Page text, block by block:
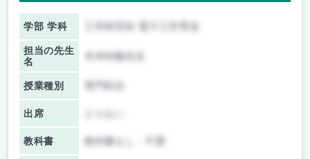
学部 学科
担当の先生
名
木本恒暢先生
授業種別
出席
教科書 教科書なし・不要